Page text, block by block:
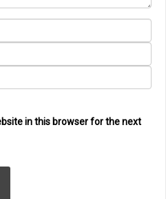
in this browser for the next